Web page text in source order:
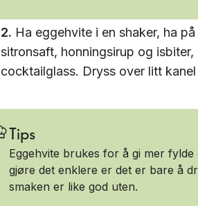
2. Ha eggehvite i en shaker, ha
sitronsaft, honningsirup og
cocktailglass. Dryss over litt
Tips
Eggehvite brukes for å gi mer fylde
gjøre det enklere er det er bare å
smaken er like god uten.